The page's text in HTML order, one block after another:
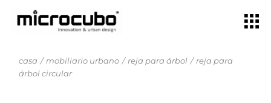
casa mobiliario urbano reja para árbol
reja para
árbol circular